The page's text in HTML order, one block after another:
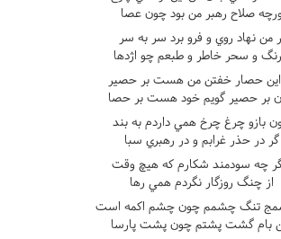
ورچه صلاح رهبر من بود چون عصا
من نهاد روي و فرو برد سر به سر
و سحر خاطر و طبعم چو اژدها
حصار خفتن من هست بر حصير
بر حصير گويم خود هست بر حصا
بازو چرغ چرخ همي داردم به بند
گر در حذر غرابم و در رهبري سبا
چه سودمند شکارم که هيچ وقت
از چنگ روزگار نگردم همي رها
تنگ چشمم چون چشم اکمه است
بام گشت پشتم چون پشت پارسا